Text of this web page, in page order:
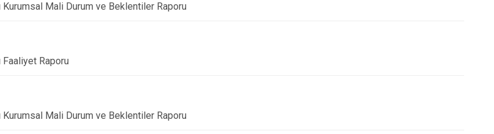
Kurumsal Mali Durum ve Beklentiler Raporu
Faaliyet Raporu
Kurumsal Mali Durum ve Beklentiler Raporu